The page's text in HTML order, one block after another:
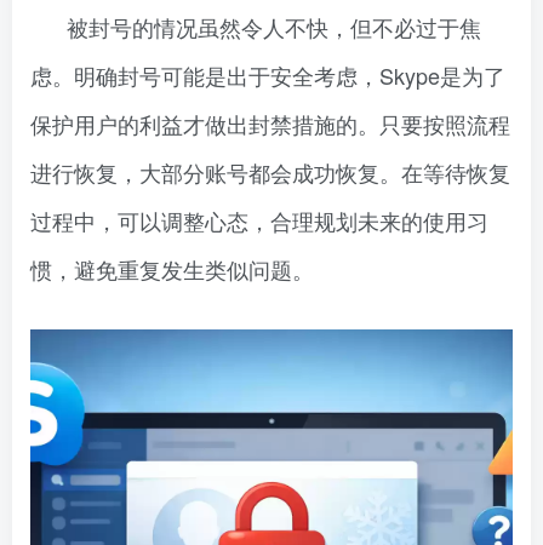
被封号的情况虽然令人不快，但不必过于焦
虑。明确封号可能是出于安全考虑，Skype是为了
保护用户的利益才做出封禁措施的。只要按照流程
进行恢复，大部分账号都会成功恢复。在等待恢复
过程中，可以调整心态，合理规划未来的使用习
惯，避免重复发生类似问题。